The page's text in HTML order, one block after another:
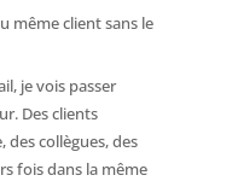
même client sans le
je vois passer
Des clients
des collègues, des
fois dans la même